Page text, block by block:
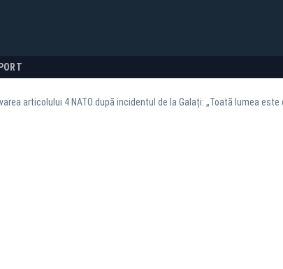
articolului 4 NATO după incidentul de la Galați: „Toată lumea este